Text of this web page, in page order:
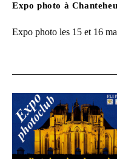
Expo photo à
Expo photo les 15 et 16